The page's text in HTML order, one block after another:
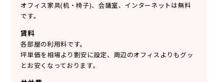
オフィス家具(机・椅子)、会議室、インターネットは無料
です。
賃料
各部屋の利用料です。
坪単価を相場より割安に設定、周辺のオフィスよりもグッ
とお安くなっております。